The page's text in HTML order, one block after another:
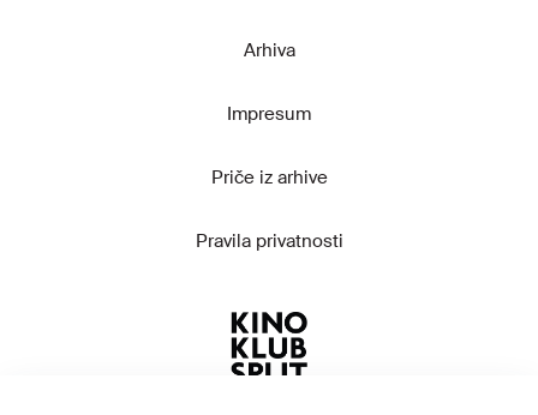
Arhiva
Impresum
Priče iz arhive
Pravila privatnosti